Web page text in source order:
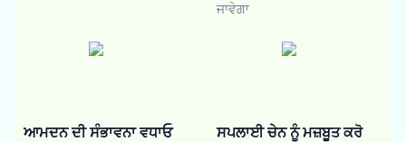
ਜਾਵੇਗਾ
ਆਮਦਨ ਦੀ ਸੰਭਾਵਨਾ ਵਧਾਓ ਸਪਲਾਈ ਚੇਨ ਨੂੰ ਮਜ਼ਬੂਤ ਕਰੋ